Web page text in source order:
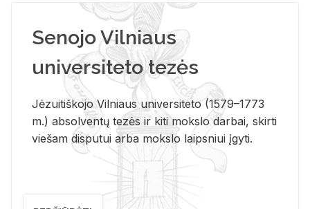
Senojo Vilniaus
universiteto tezės
Jėzuitiškojo Vilniaus universiteto (1579–1773
m.) absolventų tezės ir kiti mokslo darbai, skirti
viešam disputui arba mokslo laipsniui įgyti.